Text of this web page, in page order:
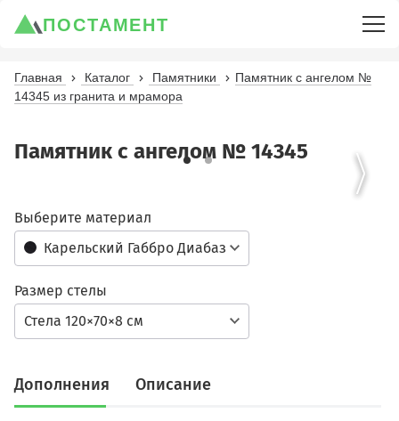
ПОСТАМЕНТ
Главная Каталог Памятники
Памятник с ангелом №
14345 из гранита и мрамора
Памятник с ангелом № 14345
Карельский Габбро Диабаз
Выберите материал
Стела 120×70×8 см
Размер стелы
Дополнения Описание